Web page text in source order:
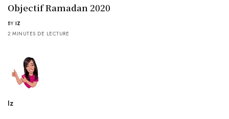
Objectif Ramadan 2020
BY IZ
2 MINUTES DE LECTURE
Iz